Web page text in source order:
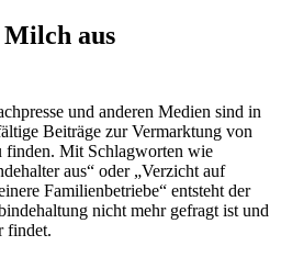
aus
und anderen Medien sind in
Beiträge zur Vermarktung von
finden. Mit Schlagworten wie
aus“ oder „Verzicht auf
Familienbetriebe“ entsteht der
nicht mehr gefragt ist und
findet.